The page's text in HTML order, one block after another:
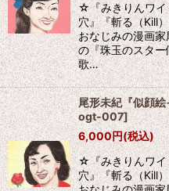
☆『みきりんワイ
穴』『斬る（Kill
おなじみの漫画
の『珠玉のスタ
歌…
尾形未紀『似顔
ogt-007]
6,000円(税込)
☆『みきりんワイ
穴』『斬る（Kill